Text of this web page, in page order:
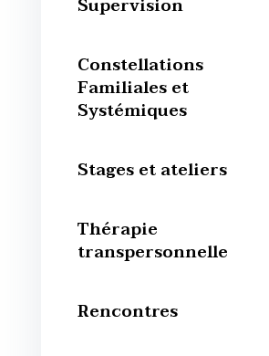
Supervision
Constellations
Familiales et
Systémiques
Stages et ateliers
Thérapie
transpersonnelle
Rencontres